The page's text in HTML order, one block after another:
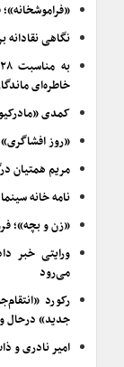
نگاهی نقادانه
خاطره‌ای
کمدی
«روز
مریم همتیان
نامه خانه
«زن و بچه»؛
ورایتی خبر
می‌رود
رکورد
جدید» درحال
امیر نادری و